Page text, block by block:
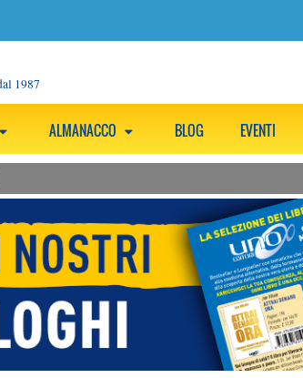
1987
ALMANACCO BLOG EVENTI